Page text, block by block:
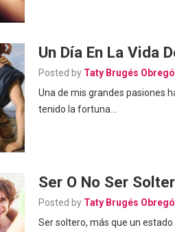
Un Día En La Vida
Posted by Taty Brugés
Una de mis grandes pasiones
tenido la fortuna…
Ser O No Ser
Posted by Taty Brugés
Ser soltero, más que un